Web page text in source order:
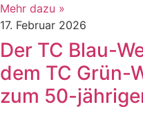
Mehr dazu »
17. Februar 2026
Der TC Blau-
dem TC Grün-
zum 50-